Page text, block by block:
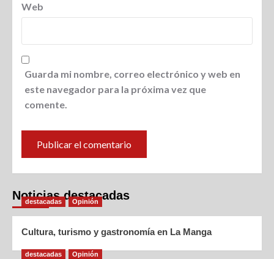
Web
Guarda mi nombre, correo electrónico y web en
este navegador para la próxima vez que
comente.
Noticias destacadas
destacadas Opinión
Cultura, turismo y gastronomía en La Manga
destacadas Opinión